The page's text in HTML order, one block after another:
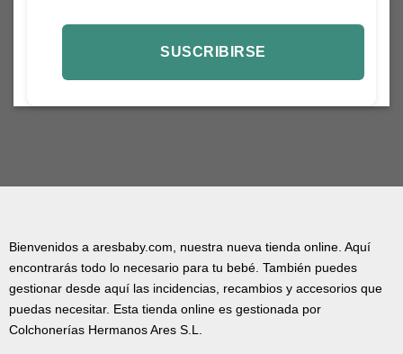
Bienvenidos a aresbaby.com, nuestra nueva tienda online. Aquí
encontrarás todo lo necesario para tu bebé. También puedes
gestionar desde aquí las incidencias, recambios y accesorios que
puedas necesitar. Esta tienda online es gestionada por
Colchonerías Hermanos Ares S.L.